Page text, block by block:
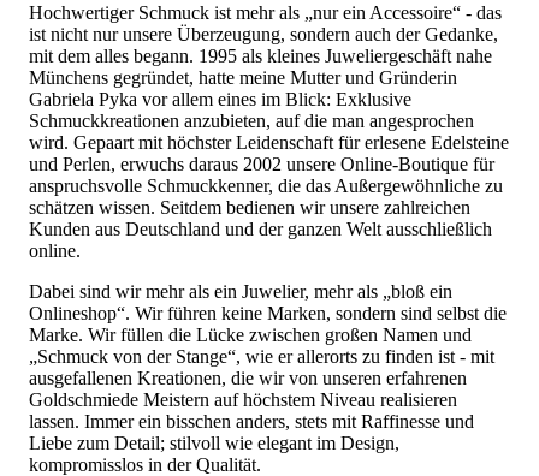
Hochwertiger Schmuck ist mehr als „nur ein Accessoire“ - das
ist nicht nur unsere Überzeugung, sondern auch der Gedanke,
mit dem alles begann. 1995 als kleines Juweliergeschäft nahe
Münchens gegründet, hatte meine Mutter und Gründerin
Gabriela Pyka vor allem eines im Blick: Exklusive
Schmuckkreationen anzubieten, auf die man angesprochen
wird. Gepaart mit höchster Leidenschaft für erlesene Edelsteine
und Perlen, erwuchs daraus 2002 unsere Online-Boutique für
anspruchsvolle Schmuckkenner, die das Außergewöhnliche zu
schätzen wissen. Seitdem bedienen wir unsere zahlreichen
Kunden aus Deutschland und der ganzen Welt ausschließlich
online.
Dabei sind wir mehr als ein Juwelier, mehr als „bloß ein
Onlineshop“. Wir führen keine Marken, sondern sind selbst die
Marke. Wir füllen die Lücke zwischen großen Namen und
„Schmuck von der Stange“, wie er allerorts zu finden ist - mit
ausgefallenen Kreationen, die wir von unseren erfahrenen
Goldschmiede Meistern auf höchstem Niveau realisieren
lassen. Immer ein bisschen anders, stets mit Raffinesse und
Liebe zum Detail; stilvoll wie elegant im Design,
kompromisslos in der Qualität.